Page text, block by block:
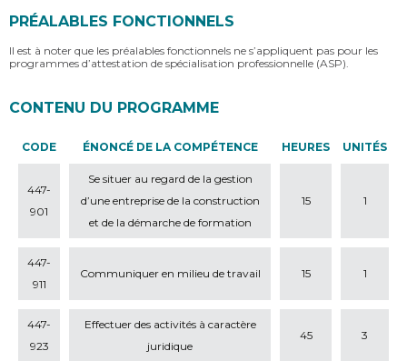
PRÉALABLES FONCTIONNELS
Il est à noter que les préalables fonctionnels ne s’appliquent pas pour les
programmes d’attestation de spécialisation professionnelle (ASP).
CONTENU DU PROGRAMME
CODE ÉNONCÉ DE LA COMPÉTENCE HEURES UNITÉS
447-
901
Se situer au regard de la gestion
d’une entreprise de la construction
et de la démarche de formation
15 1
447-
911
Communiquer en milieu de travail 15 1
447-
923
Effectuer des activités à caractère
juridique
45 3